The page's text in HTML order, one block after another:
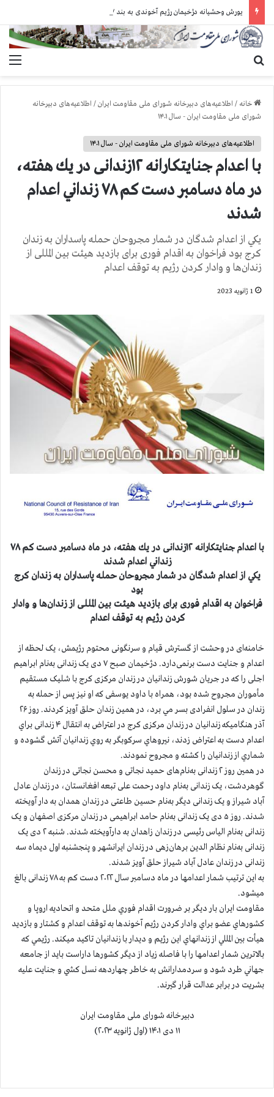
خانه / اطلاعیه‌های دبیرخانه شورای ملی مقاومت ایران/ اطلاعیه‌های دبیرخانه
شورای ملی مقاومت ایران - سال ۱۴۰۱
اطلاعیه‌های دبیرخانه شورای ملی مقاومت ایران - سال ۱۴۰۱
با اعدام جنايتكارانه ۱۲زندانی در يك هفته،
در ماه دسامبر دست كم ۷۸ زنداني اعدام
شدند
يكي از اعدام شدگان در شمار مجروحان حمله پاسداران به زندان
كرج بود فراخوان به اقدام فوری برای بازدید هیئت بین المللی از
زندان‌ها و وادار کردن رژیم به توقف اعدام
1 ژانویه 2023
با اعدام جنايتكارانه ۱۲زندانی در يك هفته، در ماه دسامبر دست كم ۷۸
زنداني اعدام شدند
يكي از اعدام شدگان در شمار مجروحان حمله پاسداران به زندان كرج
بود
فراخوان به اقدام فوری برای بازدید هیئت بین المللی از زندان‌ها و وادار
کردن رژیم به توقف اعدام
خامنه‌ای در وحشت از گسترش قیام و سرنگونی محتوم رژيمش، یک لحظه از
اعدام و جنایت دست برنمی‌دارد. دژخیمان صبح ۷ دی یک زندانی به‌نام ابراهیم
اجلی را که در جریان شورش زندانیان در زندان مرکزی کرج با شلیک مستقیم
مأموران مجروح شده بود، همراه با داود یوسفی که او نیز پس از حمله به
زندان در سلول انفرادی بسر مي برد، در همین زندان حلق آویز کردند.
روز ۲۶
آذر هنگامیکه زندانیان در زندان مرکزی کرج در اعتراض به انتقال ۴ زندانی براي
اعدام دست به اعتراض زدند، نيروهاي سركوبگر به روي زندانیان آتش گشوده و
شماري از زندانیان را کشته و مجروح نمودند.
در همين روز ۲ زندانی به‌نام‌های حمید نجاتی و محسن نجاتی در زندان
گوهردشت، یک زندانی به‌نام داود رحمت علی تبعه افغانستان، در زندان عادل
آباد شیراز و یک زندانی دیگر به‌نام حسین طاعتی در زندان همدان به دار آویخته
شدند. روز ۵ دی یک زندانی به‌نام حامد ابراهیمی در زندان مرکزی اصفهان و یک
زندانی به‌نام الیاس رئيسی در زندان زاهدان به دارآویخته شدند. شنبه ۲ دی یک
زندانی به‌نام نظام الدین برهان‌زهی در زندان ایرانشهر و پنجشنبه اول دیماه سه
زندانی در زندان عادل آباد شیراز حلق آویز شدند.
به اين ترتيب شمار اعدامها در ماه دسامبر سال ۲۰۲۲ دست كم به ۷۸ زندانی بالغ
ميشود.
مقاومت ايران بار ديگر بر ضرورت اقدام فوري ملل متحد و اتحاديه اروپا و
كشورهاي عضو براي وادار كردن رژيم آخوندها به توقف اعدام و كشتار و بازديد
هيأت بين المللي از زندانهاي اين رژيم و ديدار با زندانيان تاكيد ميكند. رژيمي كه
بالاترين شمار اعدامها را با فاصله زياد از ديگر كشورها داراست بايد از جامعه
جهاني طرد شود و سردمدارانش به خاطر چهاردهه نسل كشي و جنايت عليه
بشريت در برابر عدالت قرار گيرند.
دبیرخانه شورای ملی مقاومت ایران
۱۱ دی ۱۴۰۱ (اول ژانویه ۲۰۲۳)